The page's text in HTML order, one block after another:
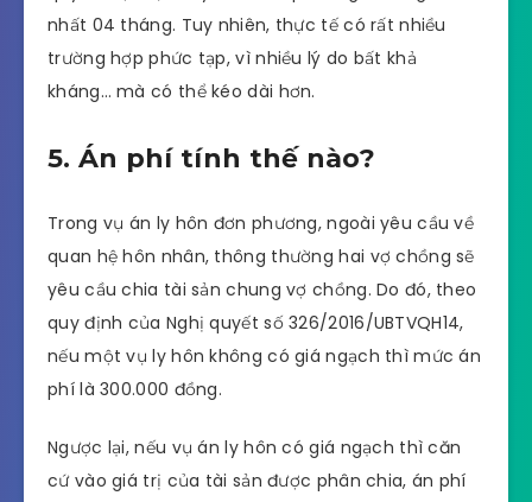
nhất 04 tháng. Tuy nhiên, thực tế có rất nhiều
trường hợp phức tạp, vì nhiều lý do bất khả
kháng… mà có thể kéo dài hơn.
5. Án phí tính thế nào?
Trong vụ án ly hôn đơn phương, ngoài yêu cầu về
quan hệ hôn nhân, thông thường hai vợ chồng sẽ
yêu cầu chia tài sản chung vợ chồng. Do đó, theo
quy định của Nghị quyết số 326/2016/UBTVQH14,
nếu một vụ ly hôn không có giá ngạch thì mức án
phí là 300.000 đồng.
Ngược lại, nếu vụ án ly hôn có giá ngạch thì căn
cứ vào giá trị của tài sản được phân chia, án phí